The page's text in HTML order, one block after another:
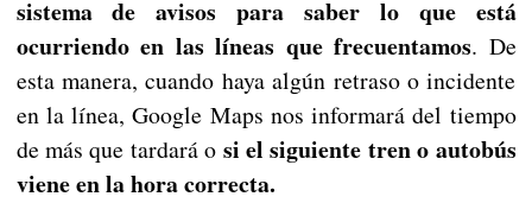
sistema de avisos para saber lo que está
ocurriendo en las líneas que frecuentamos. De
esta manera, cuando haya algún retraso o incidente
en la línea, Google Maps nos informará del tiempo
de más que tardará o si el siguiente tren o autobús
viene en la hora correcta.